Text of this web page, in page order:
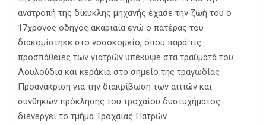
ανατροπή της δίκυκλης μηχανής έχασε την ζωή του ο
17χρονος οδηγός ακαριαία ενώ ο πατέρας του
διακομίστηκε στο νοσοκομείο, όπου παρά τις
προσπάθειες των γιατρών υπέκυψε στα τραύματά του.
Λουλούδια και κεράκια στο σημείο της τραγωδίας
Προανάκριση για την διακρίβωση των αιτιών και
συνθηκών πρόκλησης του τροχαίου δυστυχήματος
διενεργεί το τμήμα Τροχαίας Πατρών.